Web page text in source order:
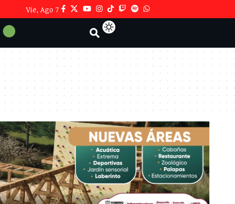
Vie, Ago 7